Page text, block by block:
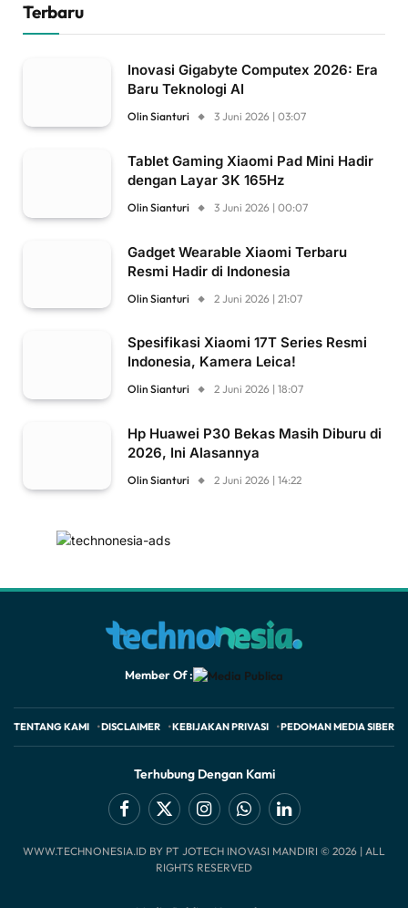
Terbaru
Inovasi Gigabyte Computex 2026: Era
Baru Teknologi AI
Olin Sianturi 3 Juni 2026 | 03:07
Tablet Gaming Xiaomi Pad Mini Hadir
dengan Layar 3K 165Hz
Olin Sianturi 3 Juni 2026 | 00:07
Gadget Wearable Xiaomi Terbaru
Resmi Hadir di Indonesia
Olin Sianturi 2 Juni 2026 | 21:07
Spesifikasi Xiaomi 17T Series Resmi
Indonesia, Kamera Leica!
Olin Sianturi 2 Juni 2026 | 18:07
Hp Huawei P30 Bekas Masih Diburu di
2026, Ini Alasannya
Olin Sianturi 2 Juni 2026 | 14:22
Member Of :
TENTANG KAMI DISCLAIMER KEBIJAKAN PRIVASI PEDOMAN MEDIA SIBER
Terhubung Dengan Kami
Facebook
X
(Twitter)
InstagramWhatsAppLinkedIn
WWW.TECHNONESIA.ID BY PT JOTECH INOVASI MANDIRI © 2026 | ALL
RIGHTS RESERVED